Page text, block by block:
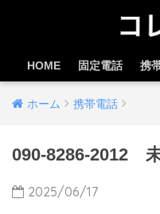
HOME 固定電話 携
ホーム 携帯電話
090-8286-2012
2025/06/17